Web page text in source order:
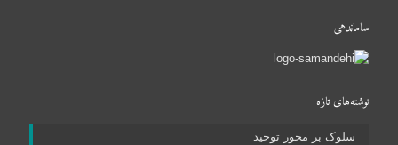
ساماندهی
نوشته‌های تازه
سلوک بر محور توحید